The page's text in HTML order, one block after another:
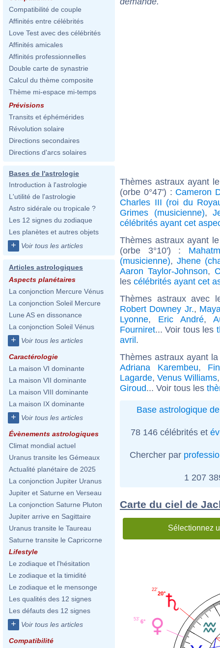
Compatibilité de couple
Affinités entre célébrités
Love Test avec des célébrités
Affinités amicales
Affinités professionnelles
Double carte de synastrie
Calcul du thème composite
Thème mi-espace mi-temps
Prévisions
Transits et éphémérides
Révolution solaire
Directions secondaires
Directions d'arcs solaires
Bases de l'astrologie
Introduction à l'astrologie
L'utilité de l'astrologie
Astro sidérale ou tropicale ?
Les 12 signes du zodiaque
Les planètes et autres objets
+ Voir tous les articles
Articles astrologiques
Aspects planétaires
La conjonction Mercure Vénus
La conjonction Soleil Mercure
Lune AS en dissonance
La conjonction Soleil Vénus
+ Voir tous les articles
Caractérologie
La maison VI dominante
La maison VII dominante
La maison VIII dominante
La maison IX dominante
+ Voir tous les articles
Évènements astrologiques
Climat mondial actuel
Uranus transite les Gémeaux
Actualité planétaire de 2025
La conjonction Jupiter Uranus
Jupiter et Saturne en Verseau
La conjonction Saturne Pluton
Jupiter arrive en Sagittaire
Uranus transite le Taureau
Saturne transite le Capricorne
Lifestyle
Le zodiaque et l'hésitation
Le zodiaque et la timidité
Le zodiaque et le mensonge
Les qualités des 12 signes
Les défauts des 12 signes
+ Voir tous les articles
Compatibilité
Thèmes astraux ayant
(orbe 0°47') : Cameron
Charles III (roi du
Grimes (musicienne),
célébrités ayant cet
Thèmes astraux ayant
(orbe 3°10') :
(musicienne),Jhene
Aaron Taylor-Johnson,
les célébrités ayant cet
Thèmes astraux avec
Robert Downey Jr.,
Lyonne, Eric André,
Fourniret... Voir tous les
avril.
Thèmes astraux ayant
Adriana Karembeu,
Lagarde,Venus Williams
Giroud... Voir tous les
Base astrologique
78 146 célébrités et
Chercher par
1 207
Carte du ciel de
Sélectionnez
20°
22'
6°
53'